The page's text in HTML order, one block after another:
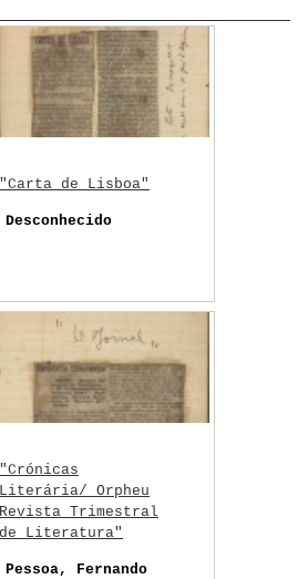
"Carta de Lisboa"
Desconhecido
"Crónicas
Literária/ Orpheu
Revista Trimestral
de Literatura"
Pessoa, Fernando